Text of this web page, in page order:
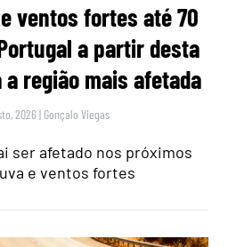
e ventos fortes até 70
a partir desta
região mais afetada
2026 | Gonçalo Viegas
ser afetado nos próximos
e ventos fortes